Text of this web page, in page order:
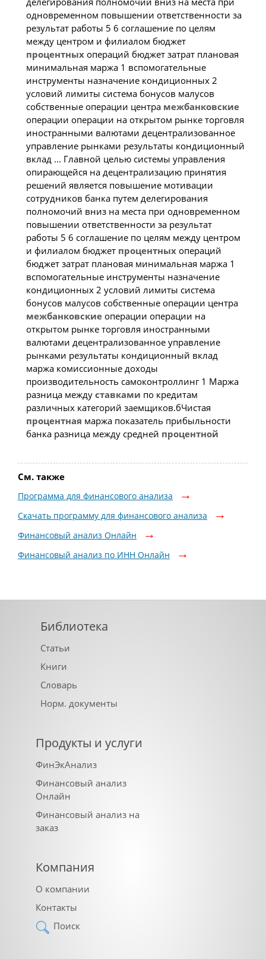
одновременном повышении ответственности за
результат работы 5 6 соглашение по целям
между центром и филиалом бюджет
процентныхопераций бюджет затрат плановая
минимальная маржа 1 вспомогательные
инструменты назначение кондиционных 2
условий лимиты система бонусов малусов
собственные операции центра межбанковские
операции операции на открытом рынке торговля
иностранными валютами децентрализованное
управление рынками результаты кондиционный
вклад ... Главной целью системы управления
опирающейся на децентрализацию принятия
решений является повышение мотивации
сотрудников банка путем делегирования
полномочий вниз на места при одновременном
повышении ответственности за результат
работы 5 6 соглашение по целям между центром
и филиалом бюджет процентныхопераций
бюджет затрат плановая минимальная маржа 1
вспомогательные инструменты назначение
кондиционных 2 условий лимиты система
бонусов малусов собственные операции центра
межбанковскиеоперации операции на
открытом рынке торговля иностранными
валютами децентрализованное управление
рынками результаты кондиционный вклад
маржа комиссионные доходы
производительность самоконтроллинг 1 Маржа
разница между ставками по кредитам
различных категорий заемщиков.бЧистая
процентная маржа показатель прибыльности
банка разница между средней процентной
См. также
Программа для финансового анализа
Скачать программу для финансового анализа
Финансовый анализ Онлайн
Финансовый анализ по ИНН Онлайн
Библиотека
Статьи
Книги
Словарь
Норм. документы
Продукты и услуги
ФинЭкАнализ
Финансовый анализ
Онлайн
Финансовый анализ на
заказ
Компания
О компании
Контакты
Поиск